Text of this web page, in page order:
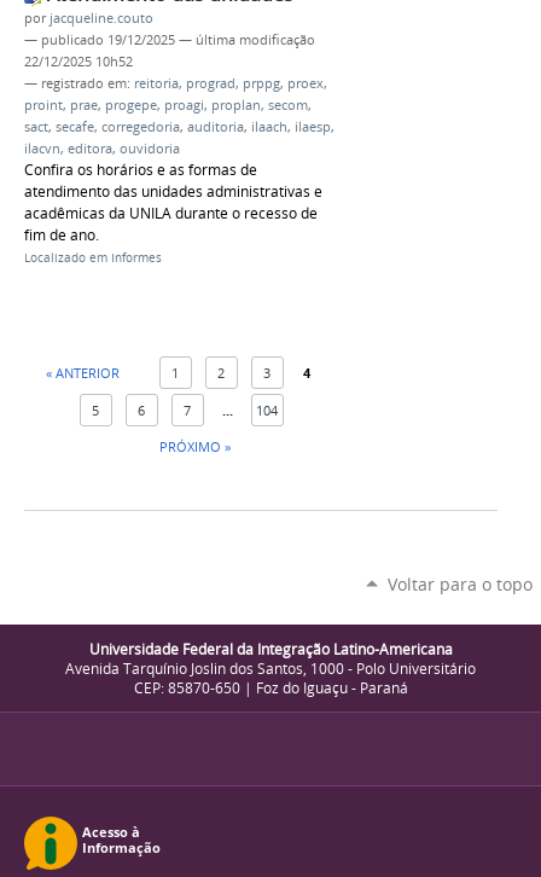
por jacqueline.couto
— publicado 19/12/2025 — última modificação
22/12/2025 10h52
— registrado em: reitoria, prograd, prppg, proex,
proint, prae, progepe, proagi, proplan, secom,
sact, secafe, corregedoria, auditoria, ilaach, ilaesp,
ilacvn, editora, ouvidoria
Confira os horários e as formas de
atendimento das unidades administrativas e
acadêmicas da UNILA durante o recesso de
fim de ano.
Localizado em Informes
« ANTERIOR 1 2 3 4
5 6 7
104
PRÓXIMO »
Voltar para o topo
Universidade Federal da Integração Latino-Americana
Avenida Tarquínio Joslin dos Santos, 1000 - Polo Universitário
CEP: 85870-650 | Foz do Iguaçu - Paraná